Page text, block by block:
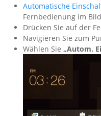
Automatische
Fernbedienung im
Drücken Sie auf der
Navigieren Sie zum
Wählen Sie „Autom.